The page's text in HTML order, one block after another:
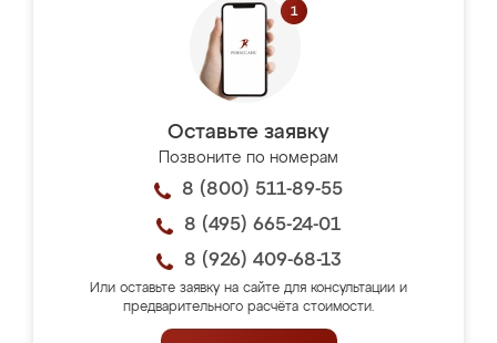
Оставьте заявку
Позвоните по номерам
8 (800) 511-89-55
8 (495) 665-24-01
8 (926) 409-68-13
Или оставьте заявку на сайте для консультации и
предварительного расчёта стоимости.